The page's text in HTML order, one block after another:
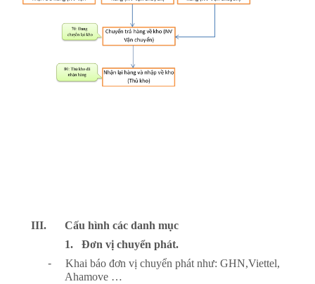
III.
Cấu hình các danh mục
1.
Đơn vị chuyển phát.
-
Khai báo đơn vị chuyển phát như: GHN,Viettel,
Ahamove …